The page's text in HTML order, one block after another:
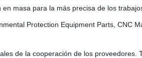
en masa para la más precisa de los
de la cooperación de los